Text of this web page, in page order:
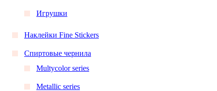
Игрушки
Наклейки Fine Stickers
Спиртовые чернила
Multycolor series
Metallic series